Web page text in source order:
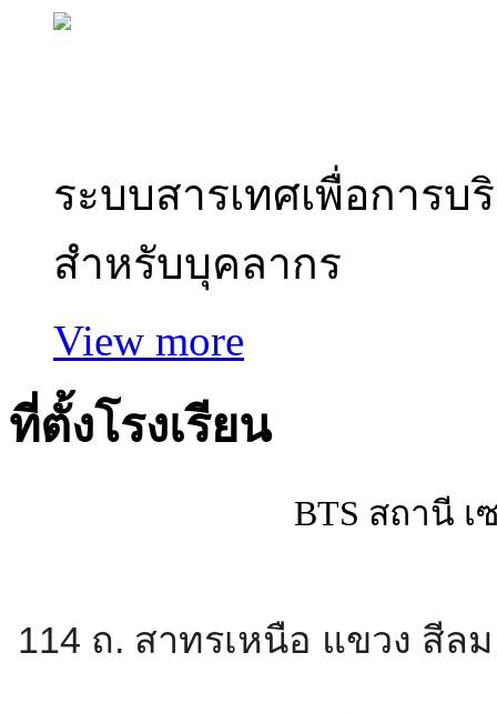
ระบบสารเทศเพื่อการบ
สำหรับบุคลากร
View more
ที่ตั้งโรงเรียน
BTS สถานี
114 ถ. สาทรเหนือ แขวง สีล